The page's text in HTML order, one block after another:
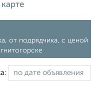
от подрядчика, c ценой